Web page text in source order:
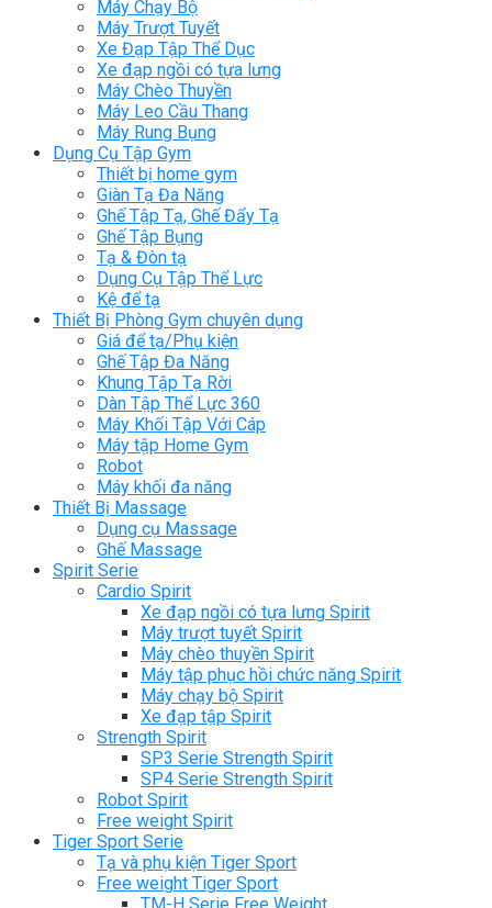
Máy Chạy Bộ
Máy Trượt Tuyết
Xe Đạp Tập Thể Dục
Xe đạp ngồi có tựa lưng
Máy Chèo Thuyền
Máy Leo Cầu Thang
Máy Rung Bụng
Dụng Cụ Tập Gym
Thiết bị home gym
Giàn Tạ Đa Năng
Ghế Tập Tạ, Ghế Đẩy Tạ
Ghế Tập Bụng
Tạ & Đòn tạ
Dụng Cụ Tập Thể Lực
Kệ để tạ
Thiết Bị Phòng Gym chuyên dụng
Giá để tạ/Phụ kiện
Ghế Tập Đa Năng
Khung Tập Tạ Rời
Dàn Tập Thể Lực 360
Máy Khối Tập Với Cáp
Máy tập Home Gym
Robot
Máy khối đa năng
Thiết Bị Massage
Dụng cụ Massage
Ghế Massage
Spirit Serie
Cardio Spirit
Xe đạp ngồi có tựa lưng Spirit
Máy trượt tuyết Spirit
Máy chèo thuyền Spirit
Máy tập phục hồi chức năng Spirit
Máy chạy bộ Spirit
Xe đạp tập Spirit
Strength Spirit
SP3 Serie Strength Spirit
SP4 Serie Strength Spirit
Robot Spirit
Free weight Spirit
Tiger Sport Serie
Tạ và phụ kiện Tiger Sport
Free weight Tiger Sport